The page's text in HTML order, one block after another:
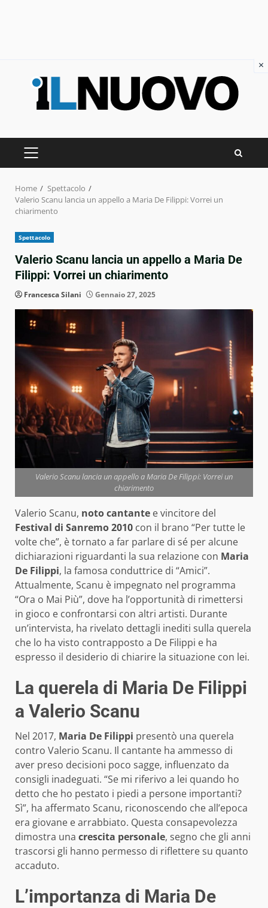
PRIMARY
Home
Spettacolo
Valerio Scanu lancia un appello a Maria De Filippi: Vorrei un
chiarimento
Spettacolo
Valerio Scanu lancia un appello a Maria De
Filippi: Vorrei un chiarimento
Francesca Silani Gennaio 27, 2025
Valerio Scanu lancia un appello a Maria De Filippi: Vorrei un
chiarimento
Valerio Scanu, noto cantante e vincitore del
Festival di Sanremo 2010 con il brano “Per tutte le
volte che”, è tornato a far parlare di sé per alcune
dichiarazioni riguardanti la sua relazione con Maria
De Filippi, la famosa conduttrice di “Amici”.
Attualmente, Scanu è impegnato nel programma
“Ora o Mai Più”, dove ha l’opportunità di rimettersi
in gioco e confrontarsi con altri artisti. Durante
un’intervista, ha rivelato dettagli inediti sulla querela
che lo ha visto contrapposto a De Filippi e ha
espresso il desiderio di chiarire la situazione con lei.
La querela di Maria De Filippi
a Valerio Scanu
Nel 2017, Maria De Filippi presentò una querela
contro Valerio Scanu. Il cantante ha ammesso di
aver preso decisioni poco sagge, influenzato da
consigli inadeguati. “Se mi riferivo a lei quando ho
detto che ho pestato i piedi a persone importanti?
Sì”, ha affermato Scanu, riconoscendo che all’epoca
era giovane e arrabbiato. Questa consapevolezza
dimostra una crescita personale, segno che gli anni
trascorsi gli hanno permesso di riflettere su quanto
accaduto.
L’importanza di Maria De
×